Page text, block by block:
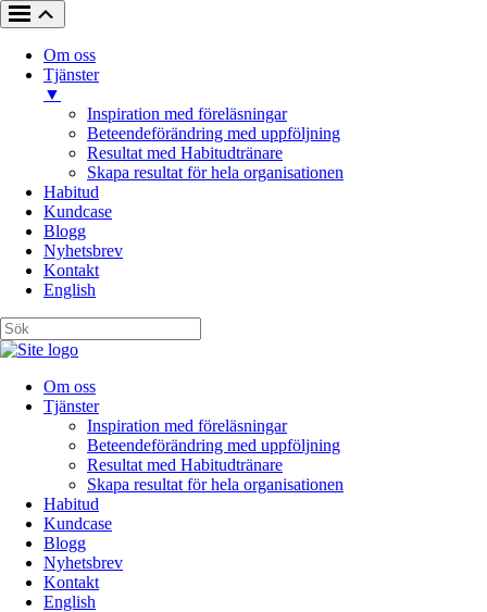
Om oss
Tjänster
▼
Inspiration med föreläsningar
Beteendeförändring med uppföljning
Resultat med Habitudtränare
Skapa resultat för hela organisationen
Habitud
Kundcase
Blogg
Nyhetsbrev
Kontakt
English
Om oss
Tjänster
Inspiration med föreläsningar
Beteendeförändring med uppföljning
Resultat med Habitudtränare
Skapa resultat för hela organisationen
Habitud
Kundcase
Blogg
Nyhetsbrev
Kontakt
English